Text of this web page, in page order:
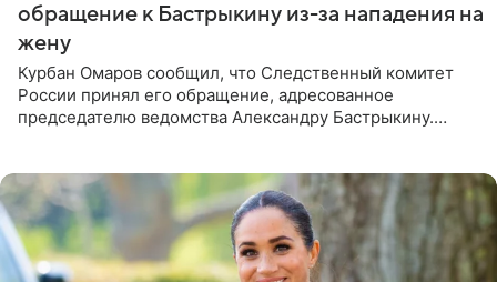
обращение к Бастрыкину из-за нападения на
жену
Курбан Омаров сообщил, что Следственный комитет
России принял его обращение, адресованное
председателю ведомства Александру Бастрыкину.